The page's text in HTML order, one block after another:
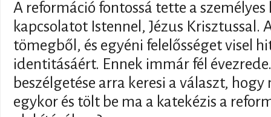
A reformáció fontossá tette a személyes
kapcsolatot Istennel, Jézus Krisztussal.
tömegből, és egyéni felelősséget visel
identitásáért. Ennek immár fél
beszélgetése arra keresi a választ,
egykor és tölt be ma a katekézis a